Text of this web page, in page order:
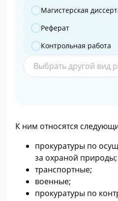
Магистерская
Реферат
Контрольная работа
Выбрать другой вид
К ним относятся
прокуратуры по
за охраной природы;
транспортные;
военные;
прокуратуры по